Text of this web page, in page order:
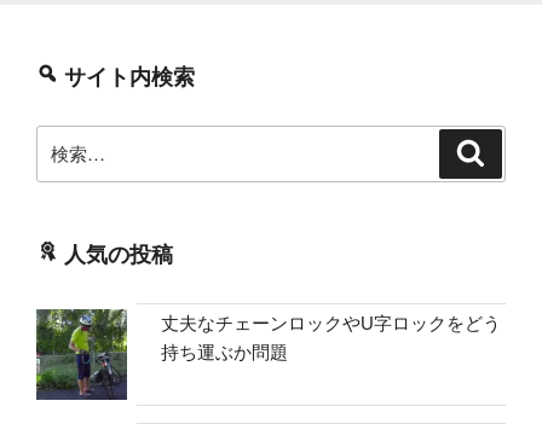
サイト内検索
索:
人気の投稿
丈夫なチェーンロックやU字ロックをどう
持ち運ぶか問題